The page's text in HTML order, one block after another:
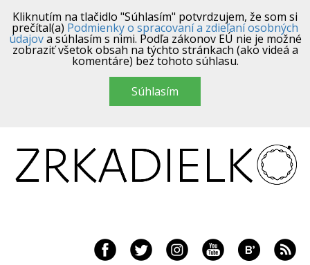
Kliknutím na tlačidlo "Súhlasím" potvrdzujem, že som si
prečítal(a) Podmienky o spracovaní a zdieľaní osobných
údajova súhlasím s nimi. Podľa zákonov EÚ nie je možné
zobraziť všetok obsah na týchto stránkach (ako videá a
komentáre) bez tohoto súhlasu.
Súhlasím